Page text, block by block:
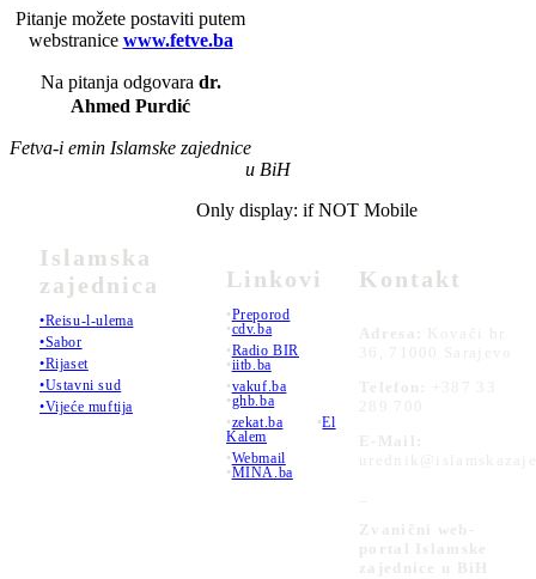
Pitanje možete postaviti putem
webstranice www.fetve.ba
Na pitanja odgovara dr.
Ahmed Purdić
Fetva-i emin Islamske zajednice
u BiH
Islamska
zajednica
•Reisu-l-ulema
•Sabor
•Rijaset
•Ustavni sud
•Vijeće muftija
Only display: if NOT Mobile
Linkovi
•Preporod
•cdv.ba
•Radio BIR
•iitb.ba
•vakuf.ba
•ghb.ba
•zekat.ba •El
Kalem
•Webmail
•MINA.ba
Kontakt
Adresa:
Kovači br.
36, 71000 Sarajevo
Telefon:
+387 33
289 700
E-Mail:
Zvanični web-
portal Islamske
zajednice u BiH